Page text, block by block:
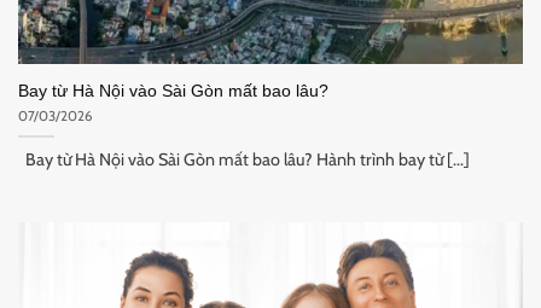
Bay từ Hà Nội vào Sài Gòn mất bao lâu?
07/03/2026
Bay từ Hà Nội vào Sài Gòn mất bao lâu? Hành trình bay từ [...]